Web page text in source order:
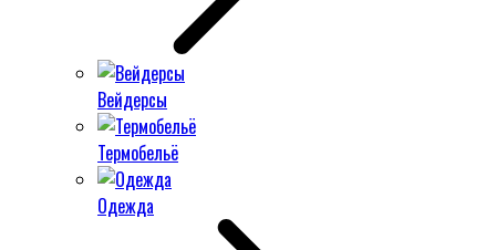
Вейдерсы
Термобельё
Одежда